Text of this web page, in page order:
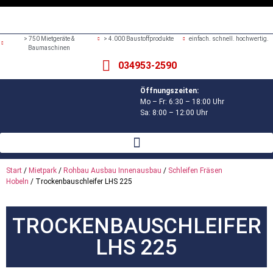
> 750 Mietgeräte &
Baumaschinen
> 4.000 Baustoffprodukte einfach. schnell. hochwertig.
034953-2590
Öffnungszeiten:
Mo – Fr: 6:30 – 18:00 Uhr
Sa: 8:00 – 12:00 Uhr
Start / Mietpark / Rohbau Ausbau Innenausbau / Schleifen Fräsen
Hobeln / Trockenbauschleifer LHS 225
TROCKENBAUSCHLEIFER
LHS 225